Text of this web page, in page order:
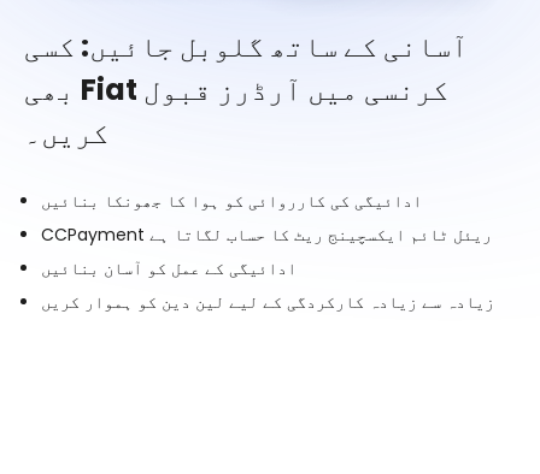
آسانی کے ساتھ گلوبل جائیں: کسی
بھی Fiat کرنسی میں آرڈرز قبول
کریں۔
ادائیگی کی کارروائی کو ہوا کا جھونکا بنائیں
CCPayment ریئل ٹائم ایکسچینج ریٹ کا حساب لگاتا ہے
ادائیگی کے عمل کو آسان بنائیں
زیادہ سے زیادہ کارکردگی کے لیے لین دین کو ہموار کریں